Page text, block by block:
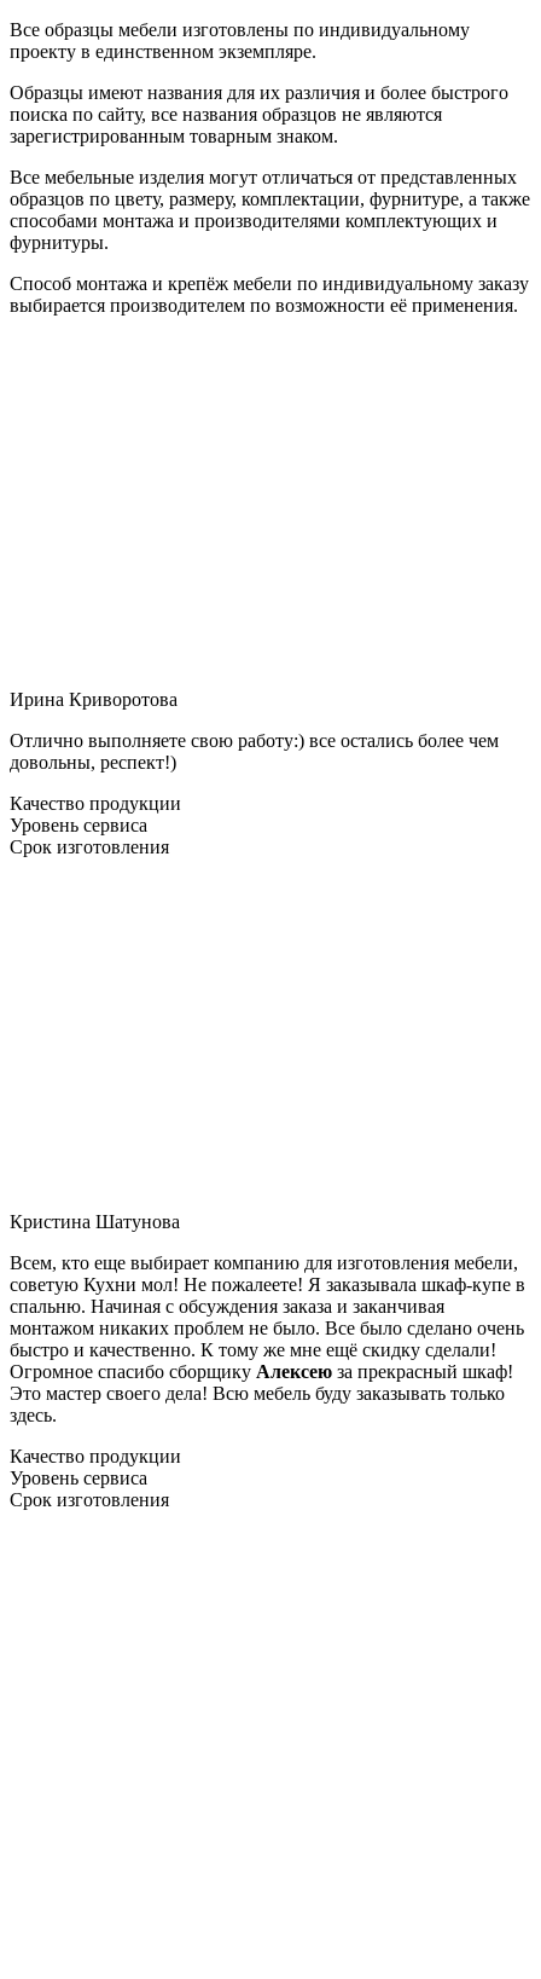
Все образцы мебели изготовлены по индивидуальному
проекту в единственном экземпляре.
Образцы имеют названия для их различия и более быстрого
поиска по сайту, все названия образцов не являются
зарегистрированным товарным знаком.
Все мебельные изделия могут отличаться от представленных
образцов по цвету, размеру, комплектации, фурнитуре, а также
способами монтажа и производителями комплектующих и
фурнитуры.
Способ монтажа и крепёж мебели по индивидуальному заказу
выбирается производителем по возможности её применения.
Ирина Криворотова
Отлично выполняете свою работу:) все остались более чем
довольны, респект!)
Качество продукции
Уровень сервиса
Срок изготовления
Кристина Шатунова
Всем, кто еще выбирает компанию для изготовления мебели,
советую Кухни мол! Не пожалеете! Я заказывала шкаф-купе в
спальню. Начиная с обсуждения заказа и заканчивая
монтажом никаких проблем не было. Все было сделано очень
быстро и качественно. К тому же мне ещё скидку сделали!
Огромное спасибо сборщику Алексею за прекрасный шкаф!
Это мастер своего дела! Всю мебель буду заказывать только
здесь.
Качество продукции
Уровень сервиса
Срок изготовления